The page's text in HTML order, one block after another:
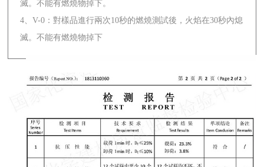
滅。不能有燃燒物掉下。
4、V-0：對樣品進行兩次10秒的燃燒測試後，火焰在30秒內熄
滅。不能有燃燒物掉下